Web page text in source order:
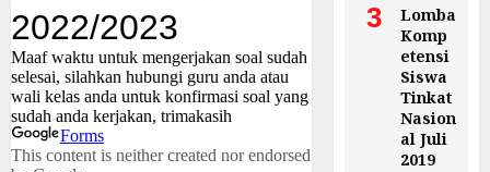
3
Lomba
Komp
etensi
Siswa
Tinkat
Nasion
al Juli
2019